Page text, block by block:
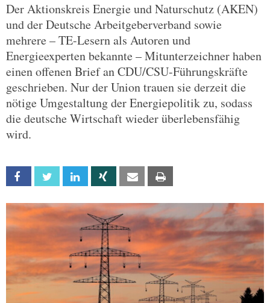
Der Aktionskreis Energie und Naturschutz (AKEN)
und der Deutsche Arbeitgeberverband sowie
mehrere – TE-Lesern als Autoren und
Energieexperten bekannte – Mitunterzeichner haben
einen offenen Brief an CDU/CSU-Führungskräfte
geschrieben. Nur der Union trauen sie derzeit die
nötige Umgestaltung der Energiepolitik zu, sodass
die deutsche Wirtschaft wieder überlebensfähig
wird.
Facebook Twitter Linkedin Xing Email